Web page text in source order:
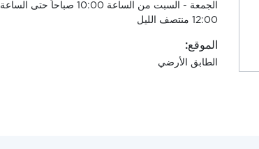
الجمعة - السبت من الساعة 10:00 صباحاً حتى الساعة
12:00 منتصف الليل
الموقع:
الطابق الأرضي